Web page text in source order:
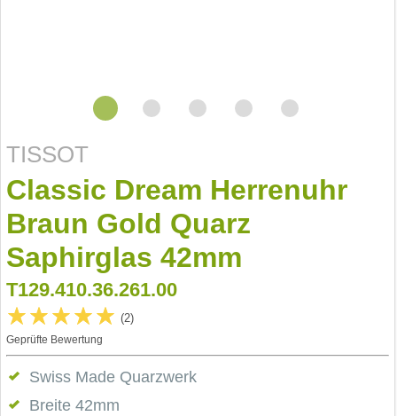
TISSOT
Classic Dream Herrenuhr
Braun Gold Quarz
Saphirglas 42mm
T129.410.36.261.00
(2)
Geprüfte Bewertung
Swiss Made Quarzwerk
Breite 42mm